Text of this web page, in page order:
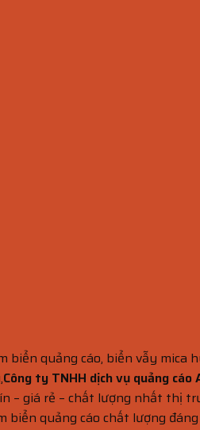
biển quảng cáo, biển vẫy
Công ty TNHH dịch vụ quảng cáo
– giá rẻ – chất lượng nhất thị
biển quảng cáo chất lượng